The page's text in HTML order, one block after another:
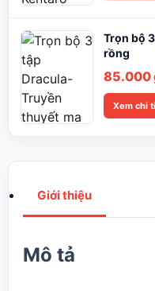
Trọn bộ
rồng
85.000
Xem chi
Giới thiệu
Mô tả